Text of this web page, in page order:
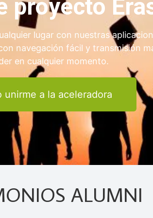
proyecto
lugar con nuestras
navegación fácil y transmisión
en cualquier momento.
unirme a la aceleradora
ALUMNI